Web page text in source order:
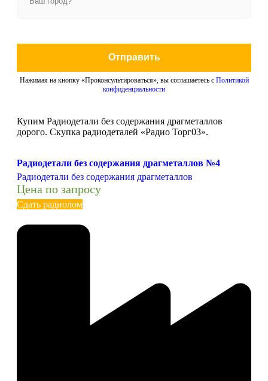
Отправить
Нажимая на кнопку «Проконсультироваться», вы соглашаетесь с Политикой
конфиденциальности
Купим Радиодетали без содержания драгметаллов
дорого. Скупка радиодеталей «Радио Торг03».
Радиодетали без содержания драгметаллов №4
Радиодетали без содержания драгметаллов
Цена по запросу
Сдать радиолом